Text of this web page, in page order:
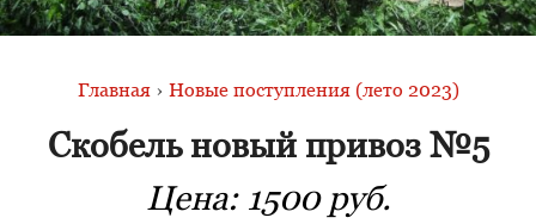
Главная › Новые поступления (лето 2023)
Скобель новый привоз №5
Цена: 1500 руб.